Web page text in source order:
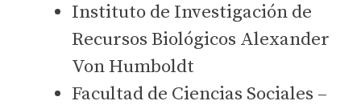
Instituto de Investigación de
Recursos Biológicos Alexander
Von Humboldt
Facultad de Ciencias Sociales –